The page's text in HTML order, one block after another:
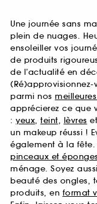
Une journée sans
plein de nuages.
ensoleiller vos
de produits
de l’actualité en
parmi nos
apprécierez ce que
: yeux, teint, lèvres et
un makeup réussi !
également à la fête.
pinceaux et
ménage. Soyez
beauté des ongles,
produits, en format